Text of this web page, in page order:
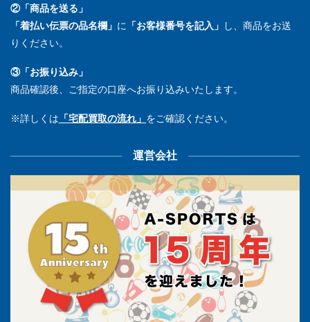
②「商品を送る」
「着払い伝票の品名欄」 に 「お客様番号を記入」
し、商品をお送
りください。
③「お振り込み」
商品確認後、ご指定の口座へお振り込みいたします。
※詳しくは 「宅配買取の流れ」 をご確認ください。
運営会社